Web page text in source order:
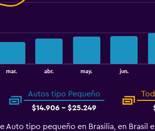
mar. abr. may. jun.
Autos tipo Pequeño
$14.906 - $25.249
tipo pequeño en Brasilia, en Brasil